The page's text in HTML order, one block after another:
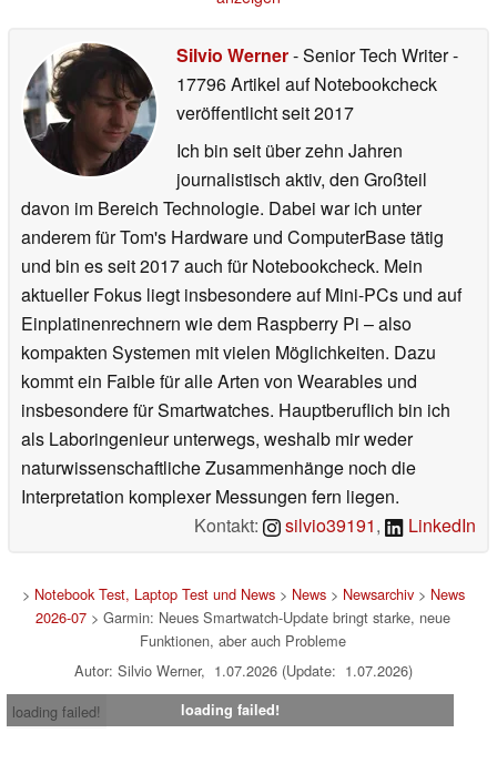
Silvio Werner- Senior Tech Writer-
17796 Artikel auf Notebookcheck
veröffentlichtseit 2017
Ich bin seit über zehn Jahren
journalistisch aktiv, den Großteil
davon im Bereich Technologie. Dabei war ich unter
anderem für Tom's Hardware und ComputerBase tätig
und bin es seit 2017 auch für Notebookcheck. Mein
aktueller Fokus liegt insbesondere auf Mini-PCs und auf
Einplatinenrechnern wie dem Raspberry Pi – also
kompakten Systemen mit vielen Möglichkeiten. Dazu
kommt ein Faible für alle Arten von Wearables und
insbesondere für Smartwatches. Hauptberuflich bin ich
als Laboringenieur unterwegs, weshalb mir weder
naturwissenschaftliche Zusammenhänge noch die
Interpretation komplexer Messungen fern liegen.
Kontakt:
silvio39191, LinkedIn
> Notebook Test, Laptop Test und News> News> Newsarchiv> News
2026-07 > Garmin: Neues Smartwatch-Update bringt starke, neue
Funktionen, aber auch Probleme
Autor: Silvio Werner, 1.07.2026 (Update: 1.07.2026)
loading failed!
loading failed!